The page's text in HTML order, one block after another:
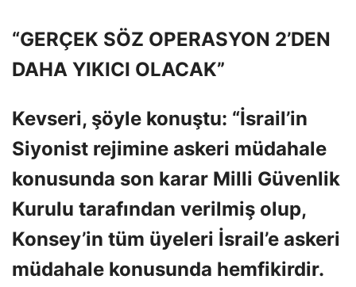
“GERÇEK SÖZ OPERASYON 2’DEN
DAHA YIKICI OLACAK”
Kevseri, şöyle konuştu: “İsrail’in
Siyonist rejimine askeri müdahale
konusunda son karar Milli Güvenlik
Kurulu tarafından verilmiş olup,
Konsey’in tüm üyeleri İsrail’e askeri
müdahale konusunda hemfikirdir.